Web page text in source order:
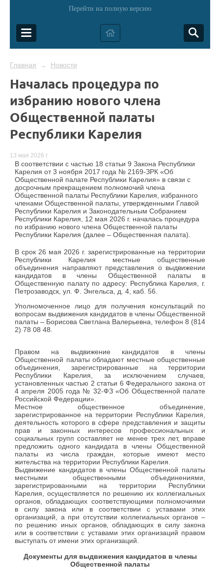
Перейти на полную версию
Главная → Новости
Началась процедура по
избранию нового члена
Общественной палаты
Республики Карелия
13 мая 2026 г.
В соответствии с частью 18 статьи 9 Закона Республики
Карелия от 3 ноября 2017 года № 2169-ЗРК «Об
Общественной палате Республики Карелия» в связи с
досрочным прекращением полномочий члена
Общественной палаты Республики Карелия, избранного
членами Общественной палаты, утвержденными Главой
Республики Карелия и Законодательным Собранием
Республики Карелия, 12 мая 2026 г. началась процедура
по избранию нового члена Общественной палаты
Республики Карелия (далее – Общественная палата).
В срок 26 мая 2026 г. зарегистрированные на территории
Республики Карелия местные общественные
объединения направляют представления о выдвижении
кандидатов в члены Общественной палаты в
Общественную палату по адресу: Республика Карелия, г.
Петрозаводск, ул. Ф. Энгельса, д. 4, каб. 56
Уполномоченное лицо для получения консультаций по
вопросам выдвижения кандидатов в члены Общественной
палаты – Борисова Светлана Валерьевна, телефон 8 (814
2) 78 08 48.
Правом на выдвижение кандидатов в члены
Общественной палаты обладают местные общественные
объединения, зарегистрированные на территории
Республики Карелия, за исключением случаев,
установленных частью 2 статьи 6 Федерального закона от
4 апреля 2005 года № 32-ФЗ «Об Общественной палате
Российской Федерации».
Местное общественное объединение,
зарегистрированное на территории Республики Карелия,
деятельность которого в сфере представления и защиты
прав и законных интересов профессиональных и
социальных групп составляет не менее трех лет, вправе
предложить одного кандидата в члены Общественной
палаты из числа граждан, которые имеют место
жительства на территории Республики Карелия.
Выдвижение кандидатов в члены Общественной палаты
местными общественными объединениями,
зарегистрированными на территории Республики
Карелия, осуществляется по решению их коллегиальных
органов, обладающих соответствующими полномочиями
в силу закона или в соответствии с уставами этих
организаций, а при отсутствии коллегиальных органов –
по решению иных органов, обладающих в силу закона
или в соответствии с уставами этих организаций правом
выступать от имени этих организаций.
Документы для выдвижения кандидатов в члены
Общественной палаты